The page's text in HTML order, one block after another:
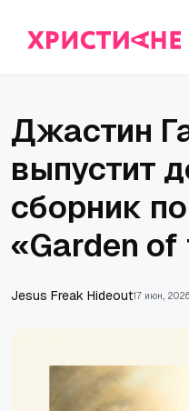
Джастин
выпустит
сборник
«Garden
Jesus Freak Hideout17 июн., 2026